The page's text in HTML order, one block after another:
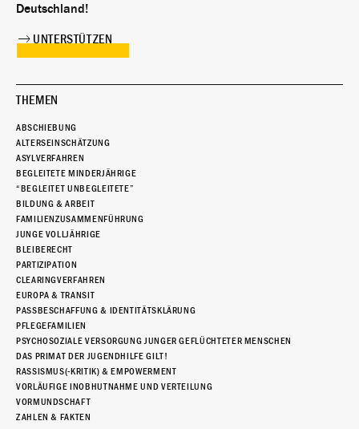
Deutschland!
UNTERSTÜTZEN
THEMEN
ABSCHIEBUNG
ALTERSEINSCHÄTZUNG
ASYLVERFAHREN
BEGLEITETE MINDERJÄHRIGE
“BEGLEITET UNBEGLEITETE”
BILDUNG & ARBEIT
FAMILIENZUSAMMENFÜHRUNG
JUNGE VOLLJÄHRIGE
BLEIBERECHT
PARTIZIPATION
CLEARINGVERFAHREN
EUROPA & TRANSIT
PASSBESCHAFFUNG & IDENTITÄTSKLÄRUNG
PFLEGEFAMILIEN
PSYCHOSOZIALE VERSORGUNG JUNGER GEFLÜCHTETER MENSCHEN
DAS PRIMAT DER JUGENDHILFE GILT!
RASSISMUS(-KRITIK) & EMPOWERMENT
VORLÄUFIGE INOBHUTNAHME UND VERTEILUNG
VORMUNDSCHAFT
ZAHLEN & FAKTEN